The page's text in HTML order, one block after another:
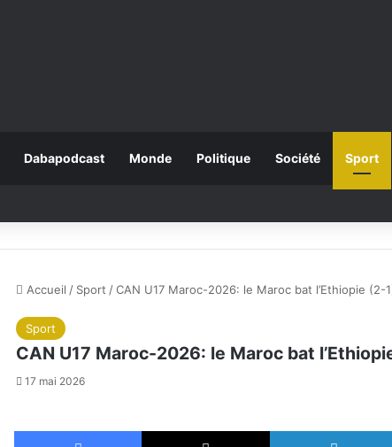
Dabapodcast Monde Politique Société Sport
Accueil / Sport /CAN U17 Maroc-2026: le Maroc bat l’Ethiopie (2-
Sport
CAN U17 Maroc-2026: le Maroc bat
17 mai 2026
Facebook X